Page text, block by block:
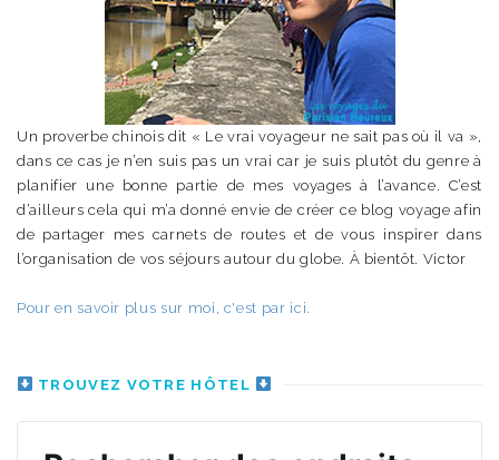
Un proverbe chinois dit « Le vrai voyageur ne sait pas où il va »,
dans ce cas je n’en suis pas un vrai car je suis plutôt du genre à
planifier une bonne partie de mes voyages à l’avance. C’est
d’ailleurs cela qui m’a donné envie de créer ce blog voyage afin
de partager mes carnets de routes et de vous inspirer dans
l’organisation de vos séjours autour du globe. À bientôt. Victor
Pour en savoir plus sur moi, c'est par ici.
TROUVEZ VOTRE HÔTEL